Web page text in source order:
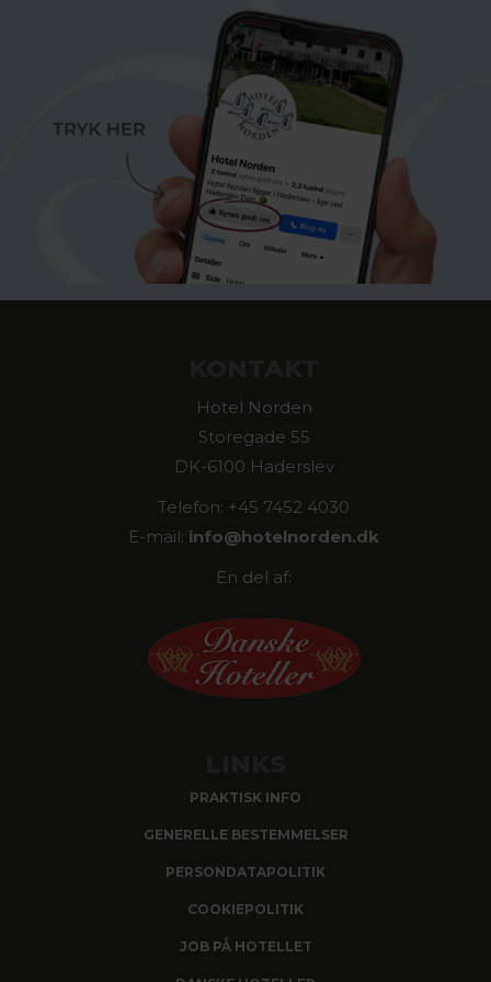
Hotel Norden
Storegade 55
DK-6100 Haderslev
Telefon: +45 7452 4030
E-mail: info@hotelnorden.dk
En del af:
PRAKTISK INFO
GENERELLE BESTEMMELSER
PERSONDATAPOLITIK
COOKIEPOLITIK
JOB PÅ HOTELLET